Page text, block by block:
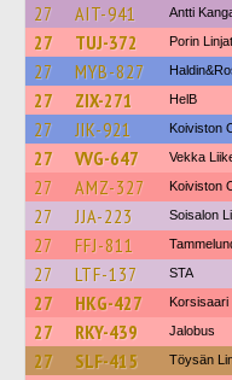
27 AIT-941 Antti
27 TUJ-372 Porin Linjat
27 MYB-827
27 ZIX-271 HelB
27 JIK-921 Koiviston
27 VVG-647 Vekka
27 AMZ-327 Koiviston
27 JJA-223 Soisalon
27 FFJ-811
27 LTF-137 STA
27 HKG-427 Korsisaari
27 RKY-439 Jalobus
27 SLF-415 Töysän